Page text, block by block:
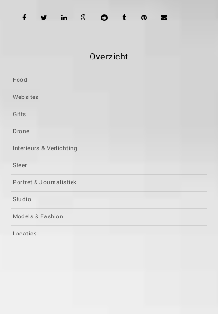
Overzicht
Food
Websites
Gifts
Drone
Interieurs & Verlichting
Sfeer
Portret & Journalistiek
Studio
Models & Fashion
Locaties